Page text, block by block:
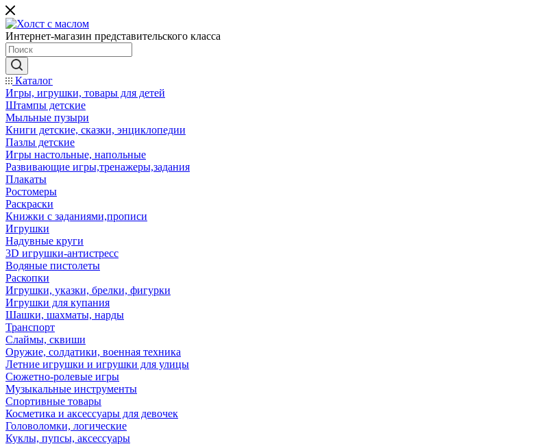
Интернет-магазин представительского класса
Каталог
Игры, игрушки, товары для детей
Штампы детские
Мыльные пузыри
Книги детские, сказки, энциклопедии
Пазлы детские
Игры настольные, напольные
Развивающие игры,тренажеры,задания
Плакаты
Ростомеры
Раскраски
Книжки с заданиями,прописи
Игрушки
Надувные круги
3D игрушки-антистресс
Водяные пистолеты
Раскопки
Игрушки, указки, брелки, фигурки
Игрушки для купания
Шашки, шахматы, нарды
Транспорт
Слаймы, сквиши
Оружие, солдатики, военная техника
Летние игрушки и игрушки для улицы
Сюжетно-ролевые игры
Музыкальные инструменты
Спортивные товары
Косметика и аксессуары для девочек
Головоломки, логические
Куклы, пупсы, аксессуары